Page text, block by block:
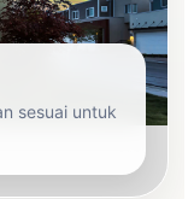
sesuai untuk